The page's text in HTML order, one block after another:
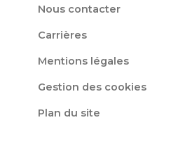
Nous contacter
Carrières
Mentions légales
Gestion des cookies
Plan du site